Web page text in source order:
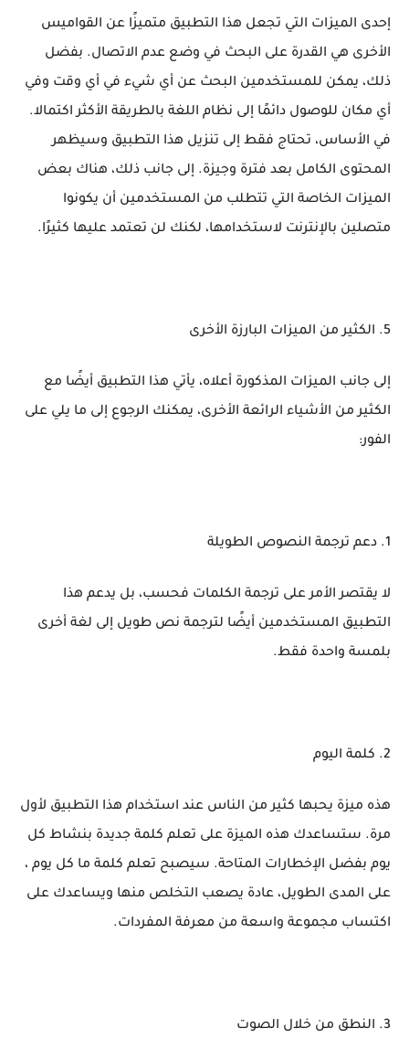
إحدى الميزات التي تجعل هذا التطبيق متميزًا عن القواميس
الأخرى هي القدرة على البحث في وضع عدم الاتصال. بفضل
ذلك، يمكن للمستخدمين البحث عن أي شيء في أي وقت وفي
أي مكان للوصول دائمًا إلى نظام اللغة بالطريقة الأكثر اكتمالا.
في الأساس، تحتاج فقط إلى تنزيل هذا التطبيق وسيظهر
المحتوى الكامل بعد فترة وجيزة. إلى جانب ذلك، هناك بعض
الميزات الخاصة التي تتطلب من المستخدمين أن يكونوا
متصلين بالإنترنت لاستخدامها، لكنك لن تعتمد عليها كثيرًا.
5. الكثير من الميزات البارزة الأخرى
إلى جانب الميزات المذكورة أعلاه، يأتي هذا التطبيق أيضًا مع
الكثير من الأشياء الرائعة الأخرى، يمكنك الرجوع إلى ما يلي على
الفور:
1. دعم ترجمة النصوص الطويلة
لا يقتصر الأمر على ترجمة الكلمات فحسب، بل يدعم هذا
التطبيق المستخدمين أيضًا لترجمة نص طويل إلى لغة أخرى
بلمسة واحدة فقط.
2. كلمة اليوم
هذه ميزة يحبها كثير من الناس عند استخدام هذا التطبيق لأول
مرة. ستساعدك هذه الميزة على تعلم كلمة جديدة بنشاط كل
يوم بفضل الإخطارات المتاحة. سيصبح تعلم كلمة ما كل يوم ،
على المدى الطويل، عادة يصعب التخلص منها ويساعدك على
اكتساب مجموعة واسعة من معرفة المفردات.
3. النطق من خلال الصوت